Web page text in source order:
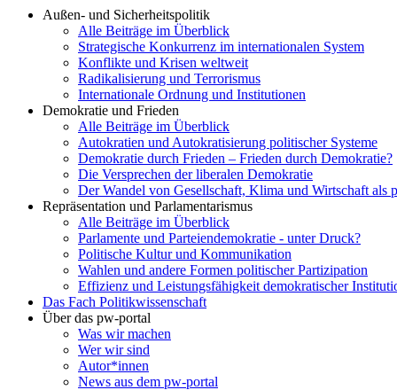
Außen- und Sicherheitspolitik
Alle Beiträge im Überblick
Strategische Konkurrenz im internationalen System
Konflikte und Krisen weltweit
Radikalisierung und Terrorismus
Internationale Ordnung und Institutionen
Demokratie und Frieden
Alle Beiträge im Überblick
Autokratien und Autokratisierung politischer Systeme
Demokratie durch Frieden – Frieden durch Demokratie?
Die Versprechen der liberalen Demokratie
Der Wandel von Gesellschaft, Klima und Wirtschaft als
Repräsentation und Parlamentarismus
Alle Beiträge im Überblick
Parlamente und Parteiendemokratie - unter Druck?
Politische Kultur und Kommunikation
Wahlen und andere Formen politischer Partizipation
Effizienz und Leistungsfähigkeit demokratischer
Das Fach Politikwissenschaft
Über das pw-portal
Was wir machen
Wer wir sind
Autor*innen
News aus dem pw-portal